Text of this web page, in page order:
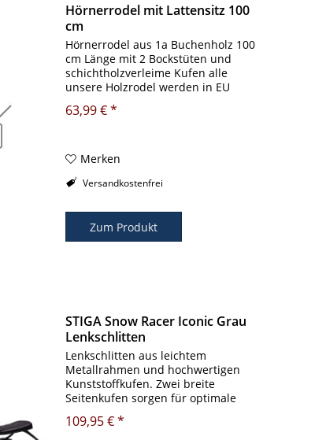
Hörnerrodel mit Lattensitz 100
cm
Hörnerrodel aus 1a Buchenholz 100
cm Länge mit 2 Bockstüten und
schichtholzverleime Kufen alle
unsere Holzrodel werden in EU
hergestellt Nennbelastung max. 100
kg
63,99 € *
Merken
Versandkostenfrei
Zum Produkt
STIGA Snow Racer Iconic Grau
Lenkschlitten
Lenkschlitten aus leichtem
Metallrahmen und hochwertigen
Kunststoffkufen. Zwei breite
Seitenkufen sorgen für optimale
Gleitfähigkeit im Schnee. Fußbremse
die von beiden Seiten betätigt
109,95 € *